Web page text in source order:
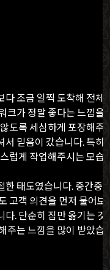
조금 일찍 도착해 전체
크가 정말 좋다는 느낌을
도록 세심하게 포장해주
믿음이 갔습니다. 특히
럽게 작업해주시는 모습
한 태도였습니다. 중간중
고객 의견을 먼저 물어보
. 단순히 짐만 옮기는 것
주는 느낌을 많이 받았습